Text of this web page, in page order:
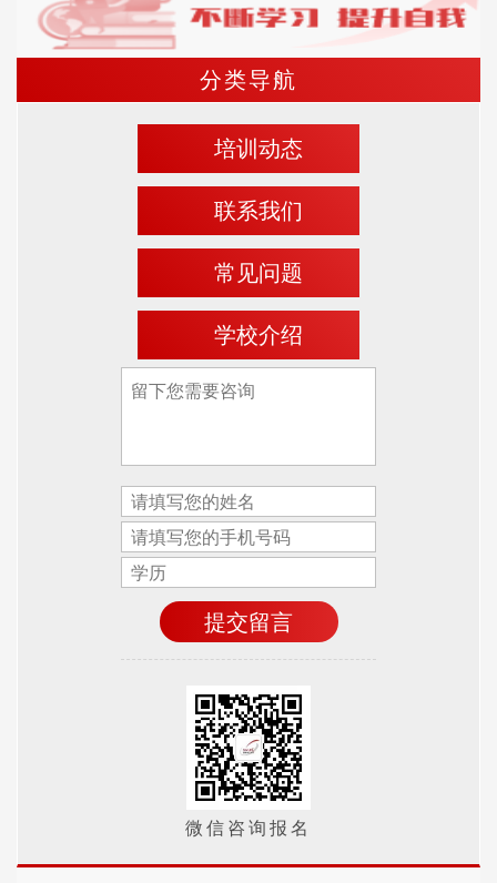
分类导航
培训动态
联系我们
常见问题
学校介绍
微信咨询报名